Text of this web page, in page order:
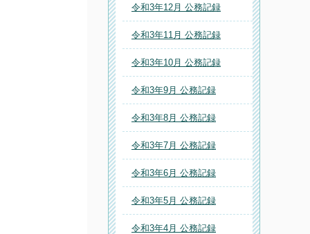
令和3年12月 公務記録
令和3年11月 公務記録
令和3年10月 公務記録
令和3年9月 公務記録
令和3年8月 公務記録
令和3年7月 公務記録
令和3年6月 公務記録
令和3年5月 公務記録
令和3年4月 公務記録